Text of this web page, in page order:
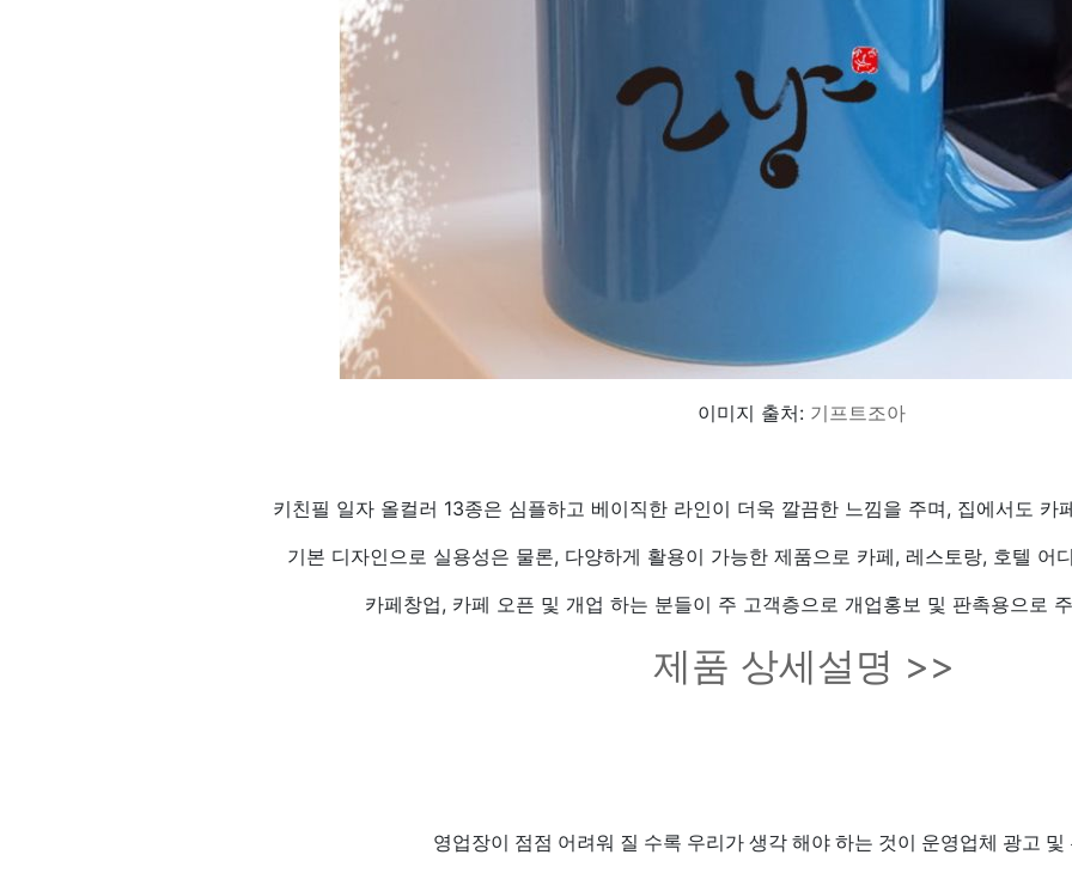
이미지 출처: 기프트조아
키친필 일자 올컬러 13종은 심플하고 베이직한 라인이 더욱 깔끔한 느낌을 주며, 집에서도 카
기본 디자인으로 실용성은 물론, 다양하게 활용이 가능한 제품으로 카페, 레스토랑, 호텔 어
카페창업, 카페 오픈 및 개업 하는 분들이 주 고객층으로 개업홍보 및 판촉용으로
제품 상세설명 >>
영업장이 점점 어려워 질 수록 우리가 생각 해야 하는 것이 운영업체 광고 및